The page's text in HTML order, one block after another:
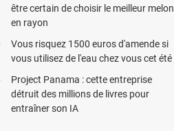
semble n'en plus finir, et il
la Banque Populaire, la Caisse
dans le contrôle technique
de plus de 10 millions
être certain de choisir le meilleur melon
en rayon
Vous risquez 1500 euros d'amende si
vous utilisez de l'eau chez vous cet été
Project Panama : cette entreprise
détruit des millions de livres pour
entraîner son IA